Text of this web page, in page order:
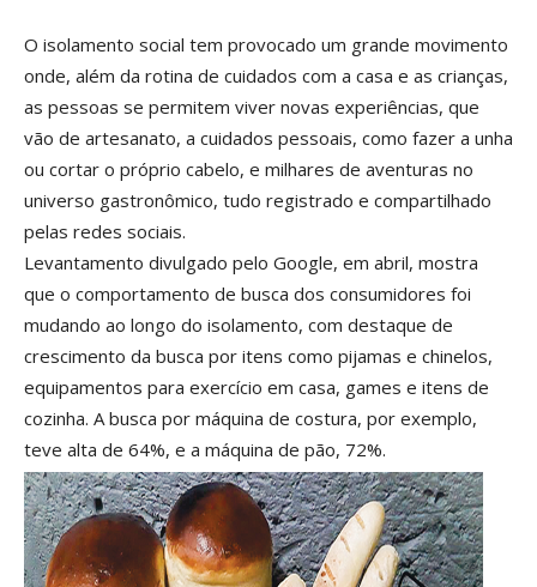
O isolamento social tem provocado um grande movimento
onde, além da rotina de cuidados com a casa e as crianças,
as pessoas se permitem viver novas experiências, que
vão de artesanato, a cuidados pessoais, como fazer a unha
ou cortar o próprio cabelo, e milhares de aventuras no
universo gastronômico, tudo registrado e compartilhado
pelas redes sociais.
Levantamento divulgado pelo Google, em abril, mostra
que o comportamento de busca dos consumidores foi
mudando ao longo do isolamento, com destaque de
crescimento da busca por itens como pijamas e chinelos,
equipamentos para exercício em casa, games e itens de
cozinha. A busca por máquina de costura, por exemplo,
teve alta de 64%, e a máquina de pão, 72%.